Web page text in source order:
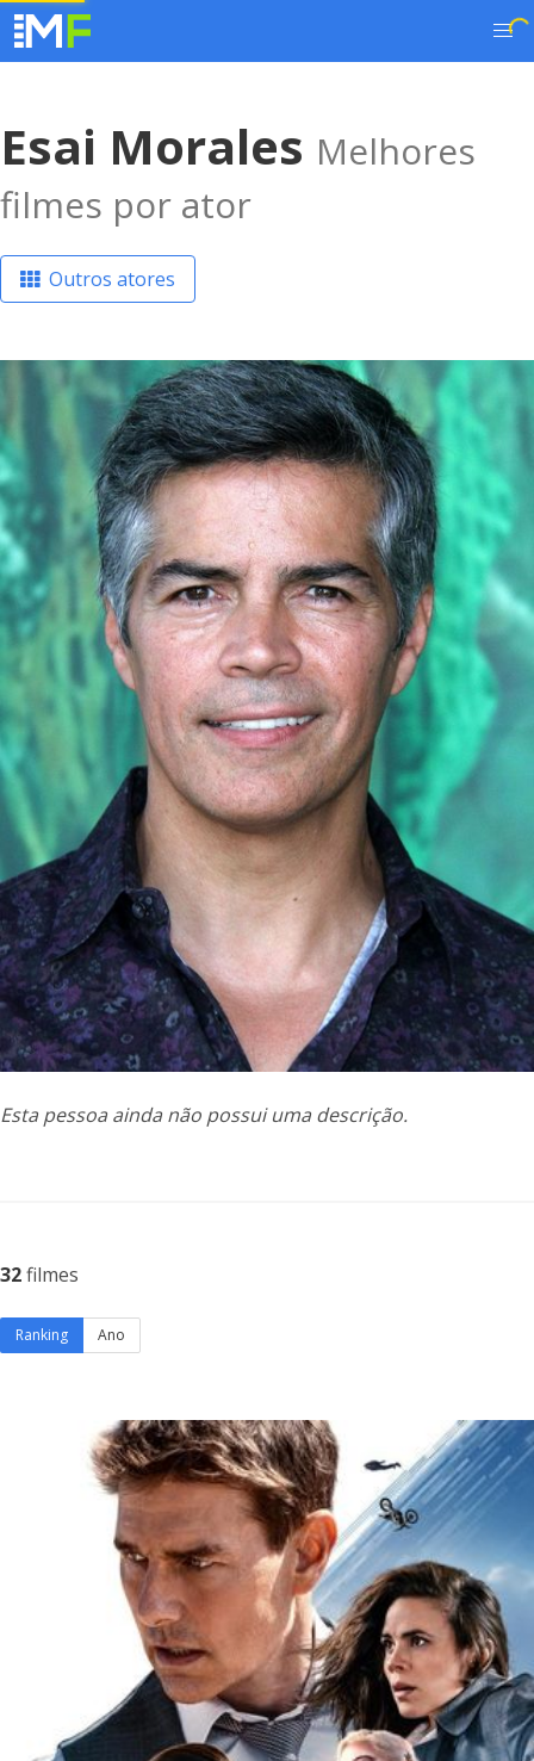
Esai Morales Melhores
filmes por ator
Outros atores
Esta pessoa ainda não possui uma descrição.
32filmes
Ranking Ano